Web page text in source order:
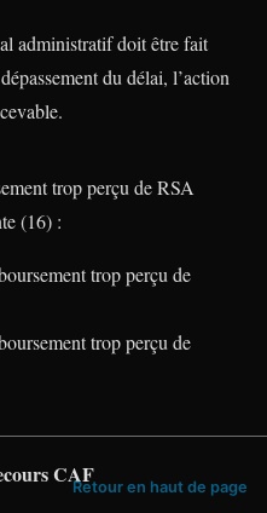
administratif doit être fait
du délai, l’action
trop perçu de RSA
(16) :
trop perçu de
trop perçu de
CAFRetour en haut de page